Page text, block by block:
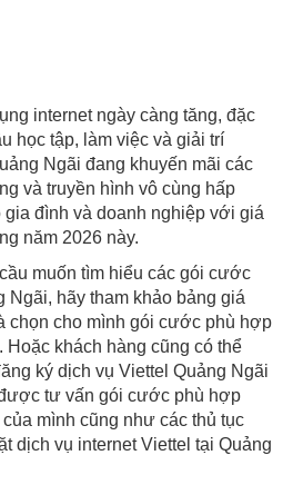
internet ngày càng tăng, đặc
học tập, làm việc và giải trí
Ngãi đang khuyến mãi các
và truyền hình vô cùng hấp
đình và doanh nghiệp với giá
năm 2026 này.
muốn tìm hiểu các gói cước
Ngãi, hãy tham khảo bảng giá
cho mình gói cước phù hợp
khách hàng cũng có thể
ký dịch vụ Viettel Quảng Ngãi
tư vấn gói cước phù hợp
mình cũng như các thủ tục
dịch vụ internet Viettel tại Quảng